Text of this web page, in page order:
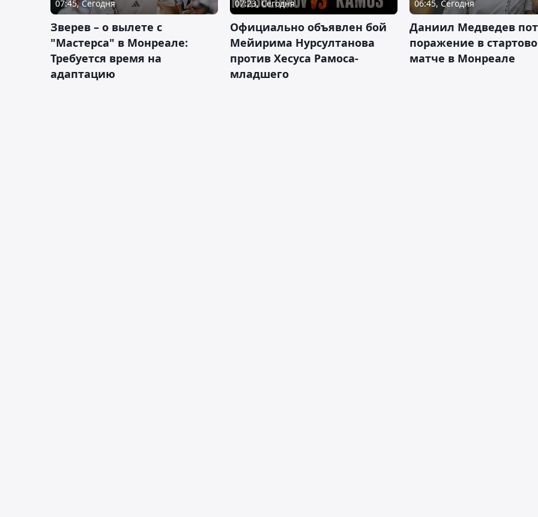
07:45, Сегодня
Зверев – о вылете с
"Мастерса" в Монреале:
Требуется время на
адаптацию
07:23, Сегодня
Официально объявлен бой
Мейирима Нурсултанова
против Хесуса Рамоса-
младшего
06:45, Сегодня
Даниил Медведев
поражение в
матче в Монреале